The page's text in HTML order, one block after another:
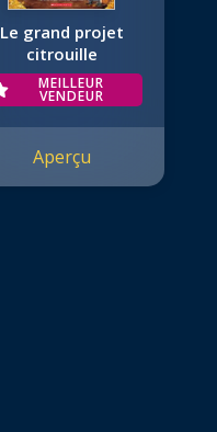
Le grand projet
citrouille
MEILLEUR
VENDEUR
Aperçu